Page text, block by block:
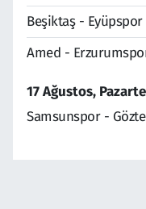
Beşiktaş - Eyüpspor
Amed -
17 Ağustos,
Samsunspor -